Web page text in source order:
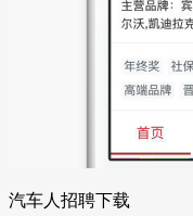
汽车人招聘下载